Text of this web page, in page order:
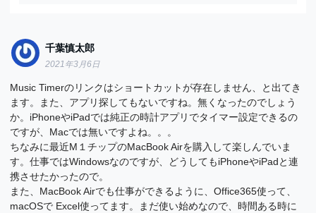
千葉慎太郎
2021年3月6日
Music Timerのリンクはショートカットが存在しません、と出てき
ます。また、アプリ探してもないですね。無くなったのでしょう
か。iPhoneやiPadでは純正の時計アプリでタイマー設定できるの
ですが、Macでは無いですよね。。。
ちなみに最近M１チップのMacBook Airを購入して楽しんでいま
す。仕事ではWindowsなのですが、どうしてもiPhoneやiPadと連
携させたかったので。
また、MacBook Airでも仕事ができるように、Office365使って、
macOSで Excel使ってます。まだ使い始めなので、時間ある時に